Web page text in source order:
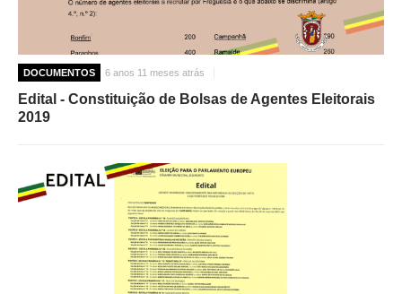
DOCUMENTOS 6 anos 11 meses atrás
Edital - Constituição de Bolsas de Agentes Eleitorais
2019